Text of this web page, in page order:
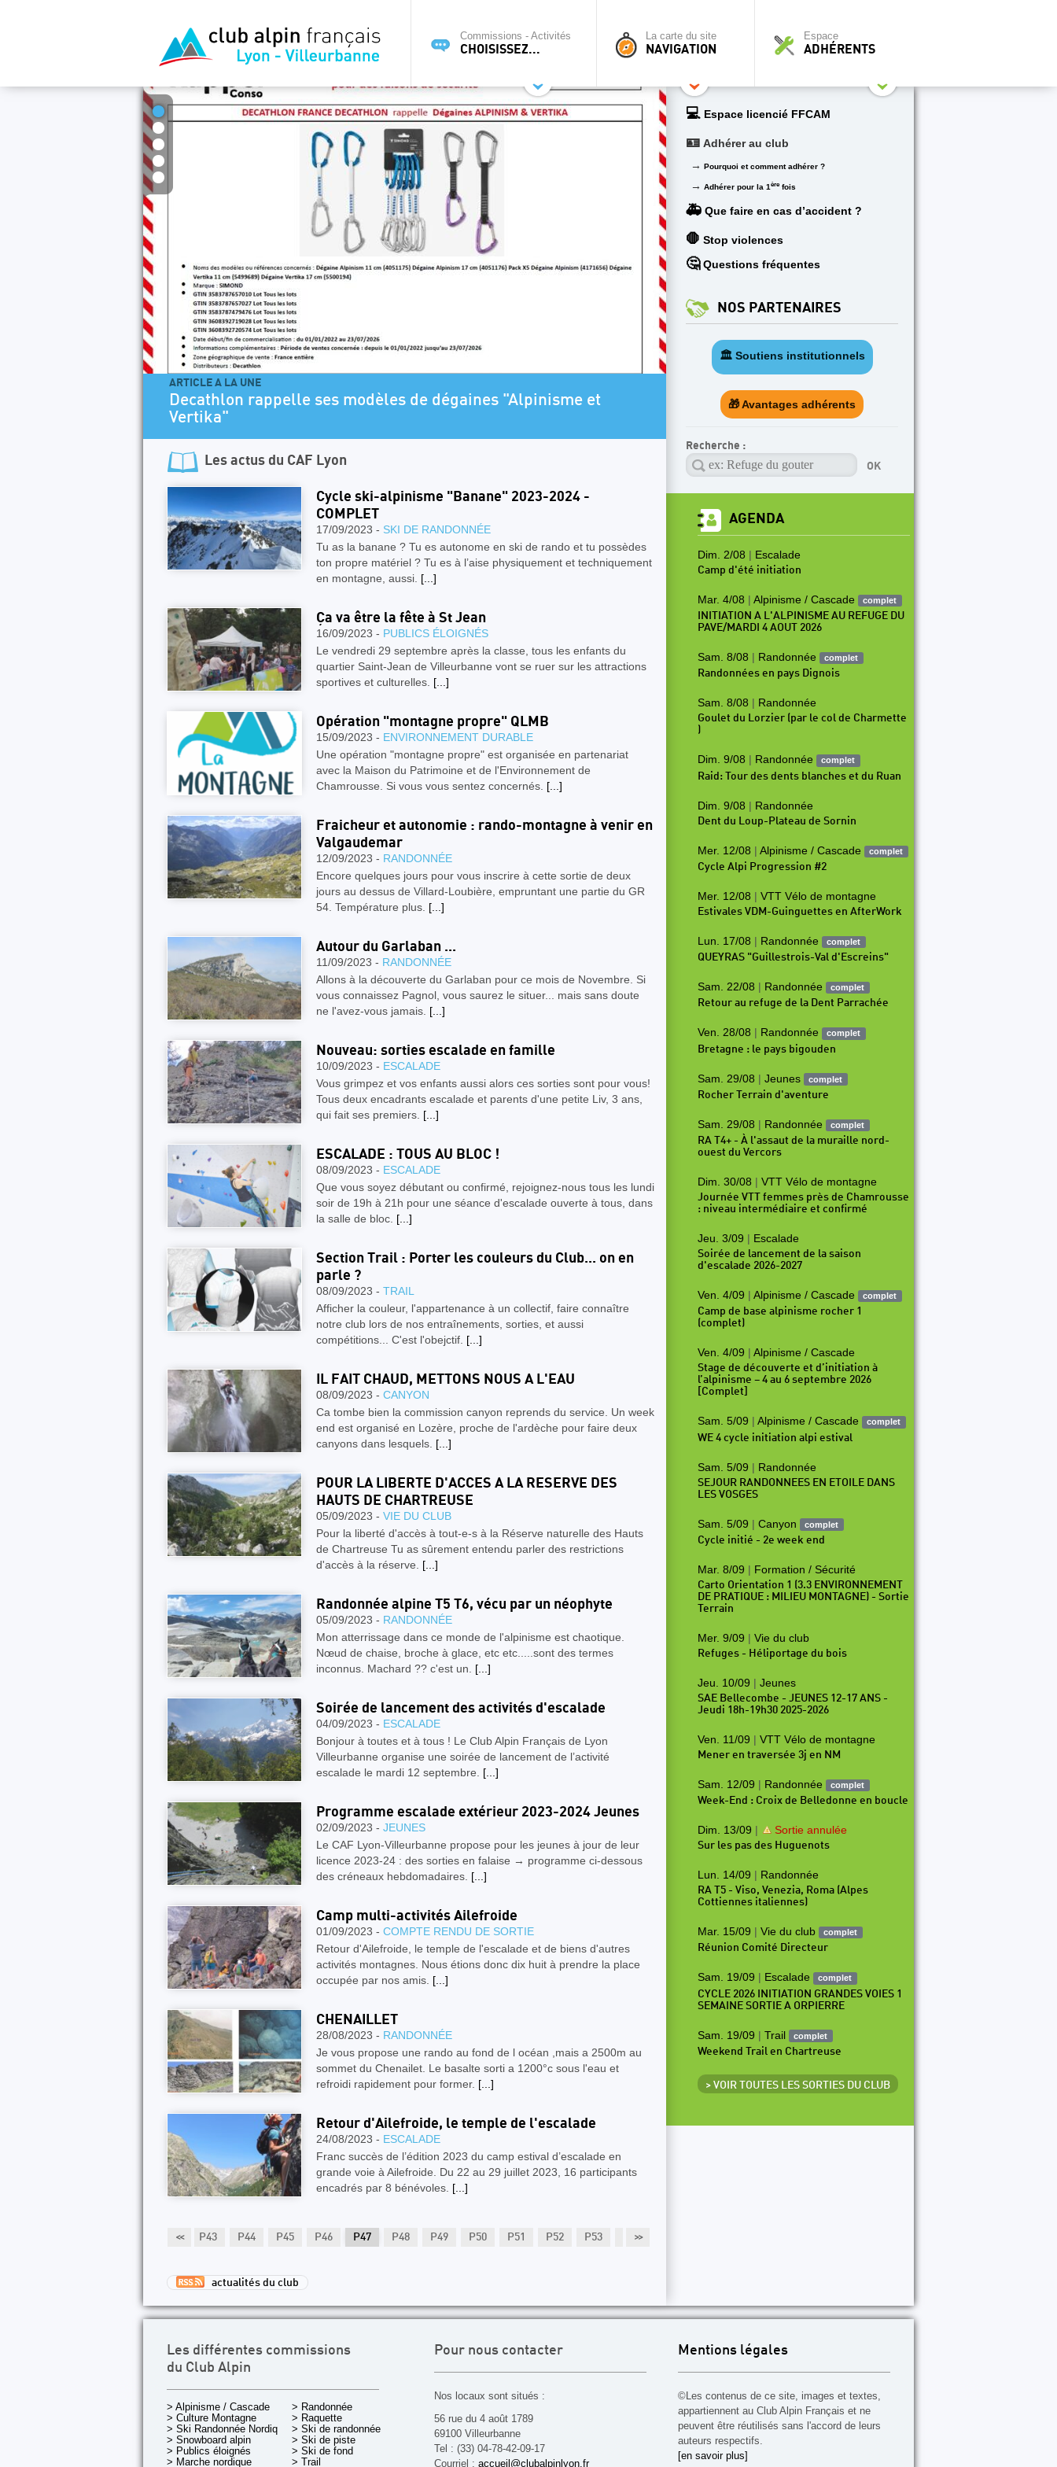
Commissions - Activités
CHOISISSEZ...
La carte du site
NAVIGATION
Espace
ADHÉRENTS
ses modèles de dégaines "Alpinisme et Programme Escalade SAE 2026-2027 Jeunes
Les actus du CAF Lyon
Cycle ski-alpinisme "Banane" 2023-2024 -
COMPLET
17/09/2023 - SKI DE RANDONNÉE
Tu as la banane ? Tu es autonome en ski de rando et tu possèdes
ton propre matériel ? Tu es à l’aise physiquement et techniquement
en montagne, aussi. [...]
Ça va être la fête à St Jean
16/09/2023 - PUBLICS ÉLOIGNÉS
Le vendredi 29 septembre après la classe, tous les enfants du
quartier Saint-Jean de Villeurbanne vont se ruer sur les attractions
sportives et culturelles. [...]
Opération "montagne propre" QLMB
15/09/2023 - ENVIRONNEMENT DURABLE
Une opération "montagne propre" est organisée en partenariat
avec la Maison du Patrimoine et de l'Environnement de
Chamrousse. Si vous vous sentez concernés. [...]
Fraicheur et autonomie : rando-montagne à venir en
Valgaudemar
12/09/2023 - RANDONNÉE
Encore quelques jours pour vous inscrire à cette sortie de deux
jours au dessus de Villard-Loubière, empruntant une partie du GR
54. Température plus. [...]
Autour du Garlaban ...
11/09/2023 - RANDONNÉE
Allons à la découverte du Garlaban pour ce mois de Novembre. Si
vous connaissez Pagnol, vous saurez le situer... mais sans doute
ne l'avez-vous jamais. [...]
Nouveau: sorties escalade en famille
10/09/2023 - ESCALADE
Vous grimpez et vos enfants aussi alors ces sorties sont pour vous!
Tous deux encadrants escalade et parents d'une petite Liv, 3 ans,
qui fait ses premiers. [...]
ESCALADE : TOUS AU BLOC !
08/09/2023 - ESCALADE
Que vous soyez débutant ou confirmé, rejoignez-nous tous les lundi
soir de 19h à 21h pour une séance d'escalade ouverte à tous, dans
la salle de bloc. [...]
Section Trail : Porter les couleurs du Club... on en
parle ?
08/09/2023 - TRAIL
Afficher la couleur, l'appartenance à un collectif, faire connaître
notre club lors de nos entraînements, sorties, et aussi
compétitions... C'est l'obejctif. [...]
IL FAIT CHAUD, METTONS NOUS A L'EAU
08/09/2023 - CANYON
Ca tombe bien la commission canyon reprends du service. Un week
end est organisé en Lozère, proche de l'ardèche pour faire deux
canyons dans lesquels. [...]
POUR LA LIBERTE D'ACCES A LA RESERVE DES
HAUTS DE CHARTREUSE
05/09/2023 - VIE DU CLUB
Pour la liberté d'accès à tout-e-s à la Réserve naturelle des Hauts
de Chartreuse Tu as sûrement entendu parler des restrictions
d'accès à la réserve. [...]
Randonnée alpine T5 T6, vécu par un néophyte
05/09/2023 - RANDONNÉE
Mon atterrissage dans ce monde de l'alpinisme est chaotique.
Nœud de chaise, broche à glace, etc etc.....sont des termes
inconnus. Machard ?? c'est un. [...]
Soirée de lancement des activités d'escalade
04/09/2023 - ESCALADE
Bonjour à toutes et à tous ! Le Club Alpin Français de Lyon
Villeurbanne organise une soirée de lancement de l’activité
escalade le mardi 12 septembre. [...]
Programme escalade extérieur 2023-2024 Jeunes
02/09/2023 - JEUNES
Le CAF Lyon-Villeurbanne propose pour les jeunes à jour de leur
licence 2023-24 : des sorties en falaise → programme ci-dessous
des créneaux hebdomadaires. [...]
Camp multi-activités Ailefroide
01/09/2023 - COMPTE RENDU DE SORTIE
Retour d'Ailefroide, le temple de l'escalade et de biens d'autres
activités montagnes. Nous étions donc dix huit à prendre la place
occupée par nos amis. [...]
CHENAILLET
28/08/2023 - RANDONNÉE
Je vous propose une rando au fond de l océan ,mais a 2500m au
sommet du Chenailet. Le basalte sorti a 1200°c sous l'eau et
refroidi rapidement pour former. [...]
Retour d'Ailefroide, le temple de l'escalade
24/08/2023 - ESCALADE
Franc succès de l’édition 2023 du camp estival d’escalade en
grande voie à Ailefroide. Du 22 au 29 juillet 2023, 16 participants
encadrés par 8 bénévoles. [...]
<< >>
P42 P43 P44 P45 P46 P47 P48 P49 P50 P51 P52 P53 P54
actualités du club
💻 Espace licencié FFCAM
🪪 Adhérer au club
→ Pourquoi et comment adhérer ?
→ Adhérer pour la 1 èrefois
🚑 Que faire en cas d’accident ?
🛑 Stop violences
🤔Questions fréquentes
NOS PARTENAIRES
🏛️ Soutiens institutionnels
🎁 Avantages adhérents
Recherche :
AGENDA
Dim. 2/08 | Escalade
Camp d'été initiation
Mar. 4/08 | Alpinisme / Cascade complet
INITIATION A L'ALPINISME AU REFUGE DU
PAVE/MARDI 4 AOUT 2026
Sam. 8/08 | Randonnée complet
Randonnées en pays Dignois
Sam. 8/08 | Randonnée
Goulet du Lorzier (par le col de Charmette
)
Dim. 9/08 | Randonnée complet
Raid: Tour des dents blanches et du Ruan
Dim. 9/08 | Randonnée
Dent du Loup-Plateau de Sornin
Mer. 12/08 | Alpinisme / Cascade complet
Cycle Alpi Progression #2
Mer. 12/08 | VTT Vélo de montagne
Estivales VDM-Guinguettes en AfterWork
Lun. 17/08 | Randonnée complet
QUEYRAS "Guillestrois-Val d'Escreins"
Sam. 22/08 | Randonnée complet
Retour au refuge de la Dent Parrachée
Ven. 28/08 | Randonnée complet
Bretagne : le pays bigouden
Sam. 29/08 | Jeunes complet
Rocher Terrain d'aventure
Sam. 29/08 | Randonnée complet
RA T4+ - À l'assaut de la muraille nord-
ouest du Vercors
Dim. 30/08 | VTT Vélo de montagne
Journée VTT femmes près de Chamrousse
: niveau intermédiaire et confirmé
Jeu. 3/09 | Escalade
Soirée de lancement de la saison
d'escalade 2026-2027
Ven. 4/09 | Alpinisme / Cascade complet
Camp de base alpinisme rocher 1
(complet)
Ven. 4/09 | Alpinisme / Cascade
Stage de découverte et d’initiation à
l’alpinisme – 4 au 6 septembre 2026
[Complet]
Sam. 5/09 | Alpinisme / Cascade complet
WE 4 cycle initiation alpi estival
Sam. 5/09 | Randonnée
SEJOUR RANDONNEES EN ETOILE DANS
LES VOSGES
Sam. 5/09 | Canyon complet
Cycle initié - 2e week end
Mar. 8/09 | Formation / Sécurité
Carto Orientation 1 (3.3 ENVIRONNEMENT
DE PRATIQUE : MILIEU MONTAGNE) - Sortie
Terrain
Mer. 9/09 | Vie du club
Refuges - Héliportage du bois
Jeu. 10/09 | Jeunes
SAE Bellecombe - JEUNES 12-17 ANS -
Jeudi 18h-19h30 2025-2026
Ven. 11/09 | VTT Vélo de montagne
Mener en traversée 3j en NM
Sam. 12/09 | Randonnée complet
Week-End : Croix de Belledonne en boucle
Dim. 13/09 | Sortie annulée
Sur les pas des Huguenots
Lun. 14/09 | Randonnée
RA T5 - Viso, Venezia, Roma (Alpes
Cottiennes italiennes)
Mar. 15/09 | Vie du club complet
Réunion Comité Directeur
Sam. 19/09 | Escalade complet
CYCLE 2026 INITIATION GRANDES VOIES 1
SEMAINE SORTIE A ORPIERRE
Sam. 19/09 | Trail complet
Weekend Trail en Chartreuse
> VOIR TOUTES LES SORTIES DU CLUB
Les différentes commissions
du Club Alpin
> Alpinisme / Cascade
> Culture Montagne
> Ski Randonnée Nordique
> Snowboard alpin
> Publics éloignés
> Marche nordique
> Randonnée
> Raquette
> Ski de randonnée
> Ski de piste
> Ski de fond
> Trail
Pour nous contacter
Nos locaux sont situés :
56 rue du 4 août 1789
69100 Villeurbanne
Tel : (33) 04-78-42-09-17
Courriel : accueil@clubalpinlyon.fr
Mentions légales
©Les contenus de ce site, images et textes,
appartiennent au Club Alpin Français et ne
peuvent être réutilisés sans l'accord de leurs
auteurs respectifs.
[en savoir plus]